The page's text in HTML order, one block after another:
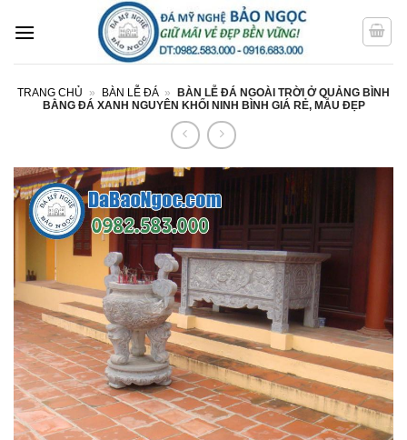
qua
TRANG CHỦ » BÀN LỄ ĐÁ »
BÀN LỄ ĐÁ NGOÀI TRỜI Ở QUẢNG BÌNH
BẰNG ĐÁ XANH NGUYÊN KHỐI NINH BÌNH GIÁ RẺ, MẪU ĐẸP